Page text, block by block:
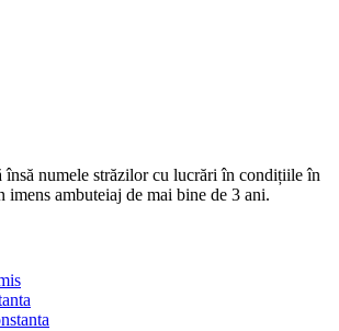
însă numele străzilor cu lucrări în condițiile în
imens ambuteiaj de mai bine de 3 ani.